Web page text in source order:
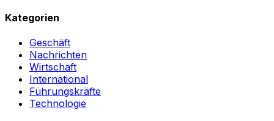
Kategorien
Geschäft
Nachrichten
Wirtschaft
International
Führungskräfte
Technologie